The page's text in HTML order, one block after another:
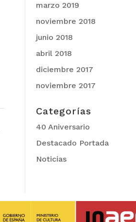
marzo 2019
noviembre 2018
junio 2018
abril 2018
diciembre 2017
noviembre 2017
Categorías
40 Aniversario
Destacado Portada
Noticias